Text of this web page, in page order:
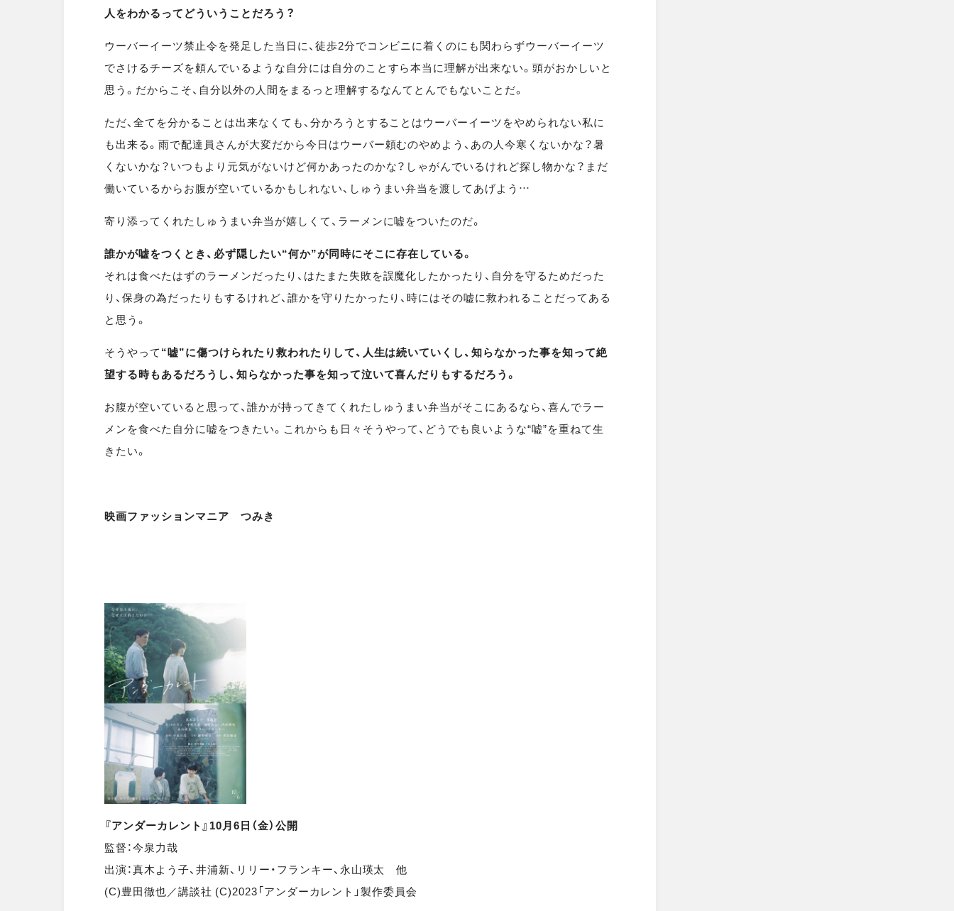
人をわかるってどういうことだろう？
ウーバーイーツ禁止令を発足した当日に、徒歩2分でコンビニに着くのにも関わらずウーバーイーツ
でさけるチーズを頼んでいるような自分には自分のことすら本当に理解が出来ない。頭がおかしいと
思う。だからこそ、自分以外の人間をまるっと理解するなんてとんでもないことだ。
ただ、全てを分かることは出来なくても、分かろうとすることはウーバーイーツをやめられない私に
も出来る。雨で配達員さんが大変だから今日はウーバー頼むのやめよう、あの人今寒くないかな？暑
くないかな？いつもより元気がないけど何かあったのかな？しゃがんでいるけれど探し物かな？まだ
働いているからお腹が空いているかもしれない、しゅうまい弁当を渡してあげよう…
寄り添ってくれたしゅうまい弁当が嬉しくて、ラーメンに嘘をついたのだ。
誰かが嘘をつくとき、必ず隠したい“何か”が同時にそこに存在している。
それは食べたはずのラーメンだったり、はたまた失敗を誤魔化したかったり、自分を守るためだった
り、保身の為だったりもするけれど、誰かを守りたかったり、時にはその嘘に救われることだってある
と思う。
そうやって“嘘”に傷つけられたり救われたりして、人生は続いていくし、知らなかった事を知って絶
望する時もあるだろうし、知らなかった事を知って泣いて喜んだりもするだろう。
お腹が空いていると思って、誰かが持ってきてくれたしゅうまい弁当がそこにあるなら、喜んでラー
メンを食べた自分に嘘をつきたい。これからも日々そうやって、どうでも良いような“嘘”を重ねて生
きたい。
映画ファッションマニア つみき
『アンダーカレント』10月6日（金）公開
監督：今泉力哉
出演：真木よう子、井浦新、リリー・フランキー、永山瑛太 他
(C)豊田徹也／講談社 (C)2023「アンダーカレント」製作委員会